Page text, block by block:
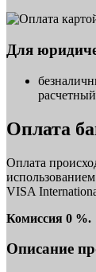
Для
Оплата
Оплата
VISA
Комиссия 0 %.
Описание